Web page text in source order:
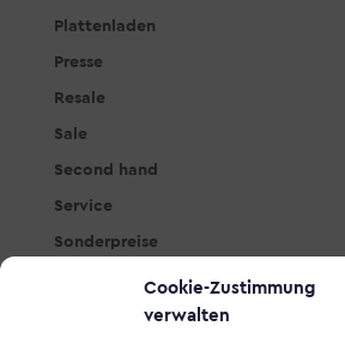
Cookie-Zustimmung
verwalten
Plattenladen
Presse
Resale
Sale
Second hand
Service
Sonderpreise
Tasteninstrumente